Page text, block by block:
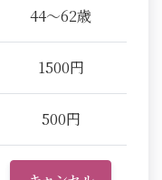
44～62歳
1500円
500円